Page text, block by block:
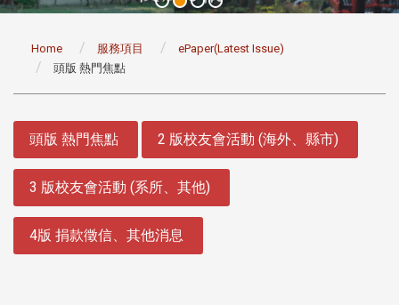
Home 服務項目
ePaper(Latest Issue)
頭版 熱門焦點
頭版 熱門焦點 2 版校友會活動 (海外、縣市)
3 版校友會活動 (系所、其他)
4版 捐款徵信、其他消息